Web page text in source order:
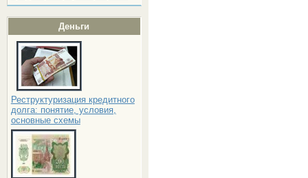
Деньги
Реструктуризация кредитного
долга: понятие, условия,
основные схемы